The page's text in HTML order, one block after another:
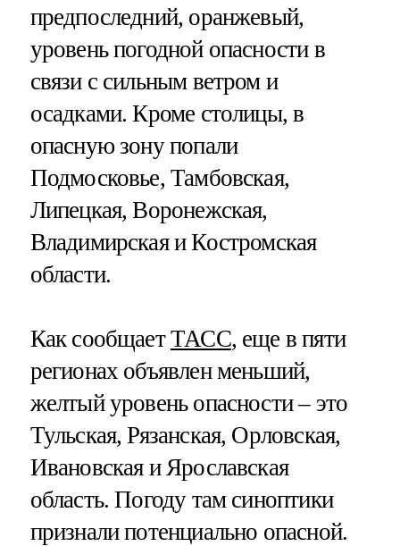
предпоследний, оранжевый,
уровень погодной опасности в
связи с сильным ветром и
осадками. Кроме столицы, в
опасную зону попали
Подмосковье, Тамбовская,
Липецкая, Воронежская,
Владимирская и Костромская
области.
Как сообщаетТАСС, еще в пяти
регионах объявлен меньший,
желтый уровень опасности – это
Тульская, Рязанская, Орловская,
Ивановская и Ярославская
область. Погоду там синоптики
признали потенциально опасной.